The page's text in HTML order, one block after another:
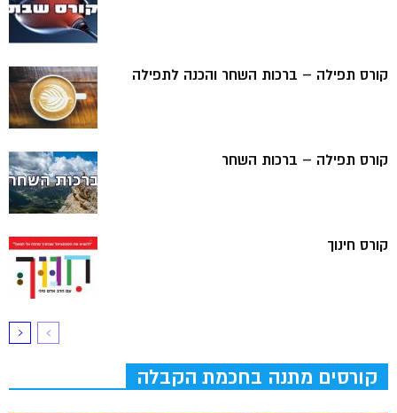
קורס תפילה – ברכות השחר והכנה לתפילה
קורס תפילה – ברכות השחר
קורס חינוך
קורסים מתנה בחכמת הקבלה